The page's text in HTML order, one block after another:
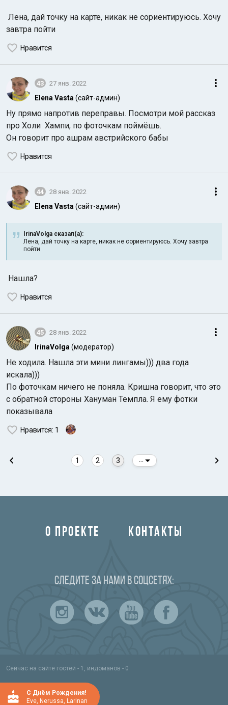
Лена, дай точку на карте, никак не сориентируюсь. Хочу
завтра пойти
Нравится
43 27 янв. 2022
Elena Vasta (сайт-админ)
Ну прямо напротив переправы. Посмотри мой рассказ
про Холи Хампи, по фоточкам поймёшь.
Он говорит про ашрам австрийского бабы
Нравится
44 28 янв. 2022
Elena Vasta (сайт-админ)
IrinaVolga сказал(а):
Лена, дай точку на карте, никак не сориентируюсь. Хочу завтра
пойти
Нашла?
Нравится
45 28 янв. 2022
IrinaVolga (модератор)
Не ходила. Нашла эти мини лингамы))) два года
искала)))
По фоточкам ничего не поняла. Кришна говорит, что это
с обратной стороны Хануман Темпла. Я ему фотки
показывала
Нравится: 1
1 2 3
О ПРОЕКТЕ КОНТАКТЫ
Следите за нами в соцсетях:
Сейчас на сайте гостей - 1, индоманов - 0
C Днём Рождения!
Eve, Nerussa, Larinan